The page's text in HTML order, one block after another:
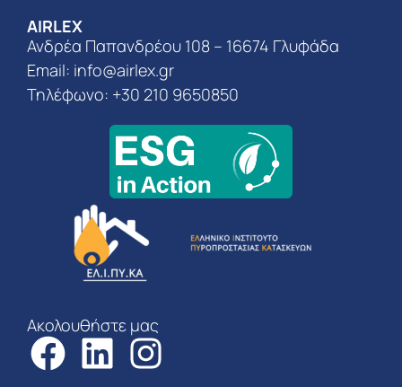
AIRLEX
Ανδρέα Παπανδρέου 108 – 16674 Γλυφάδα
Email: info@airlex.gr
Τηλέφωνο: +30 210 9650850
Ακολουθήστε μας